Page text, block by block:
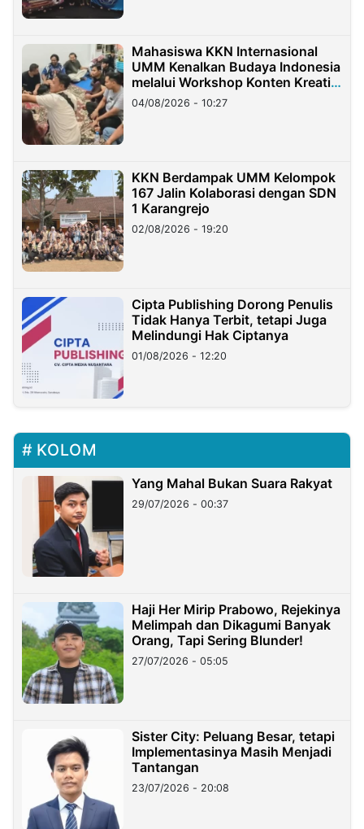
Mahasiswa KKN Internasional
UMM Kenalkan Budaya Indonesia
melalui Workshop Konten Kreatif
di Taiwan
04/08/2026 - 10:27
KKN Berdampak UMM Kelompok
167 Jalin Kolaborasi dengan SDN
1 Karangrejo
02/08/2026 - 19:20
Cipta Publishing Dorong Penulis
Tidak Hanya Terbit, tetapi Juga
Melindungi Hak Ciptanya
01/08/2026 - 12:20
KOLOM
Yang Mahal Bukan Suara Rakyat
29/07/2026 - 00:37
Haji Her Mirip Prabowo, Rejekinya
Melimpah dan Dikagumi Banyak
Orang, Tapi Sering Blunder!
27/07/2026 - 05:05
Sister City: Peluang Besar, tetapi
Implementasinya Masih Menjadi
Tantangan
23/07/2026 - 20:08